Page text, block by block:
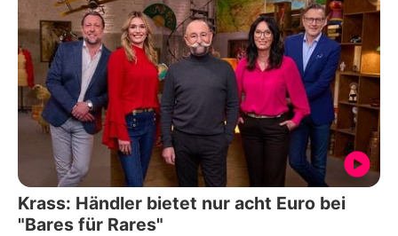
Krass: Händler bietet nur acht Euro bei
"Bares für Rares"